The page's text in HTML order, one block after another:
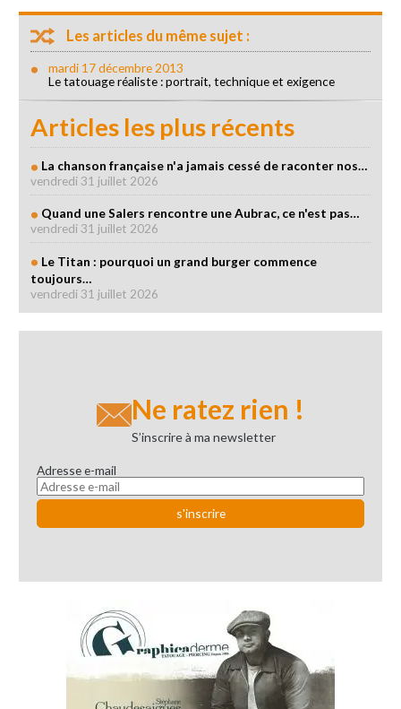
Les articles du même sujet :
mardi 17 décembre 2013
Le tatouage réaliste : portrait, technique et exigence
Articles les plus récents
La chanson française n'a jamais cessé de raconter nos…
vendredi 31 juillet 2026
Quand une Salers rencontre une Aubrac, ce n'est pas…
vendredi 31 juillet 2026
Le Titan : pourquoi un grand burger commence
toujours…
vendredi 31 juillet 2026
Ne ratez rien !
S’inscrire à ma newsletter
Adresse e-mail